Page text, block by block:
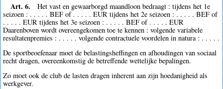
Art. 6.
Het vast en gewaarborgd maandloon bedraagt : tijdens het 1e
seizoen : . . . . . BEF of . . . . . EUR tijdens het 2e seizoen : . . . . . BEF of
. . . . . EUR tijdens het 3e seizoen : . . . . . BEF of . . . . . EUR
Daarenboven wordt overeengekomen toe te kennen : volgende variabele
resultatenpremies : . . . . . volgende contractuele voordelen in natura : . . . . .
De sportbeoefenaar moet de belastingsheffingen en afhoudingen van sociaal
recht dragen, overeenkomstig de betreffende wettelijke bepalingen.
Zo moet ook de club de lasten dragen inherent aan zijn hoedanigheid als
werkgever.